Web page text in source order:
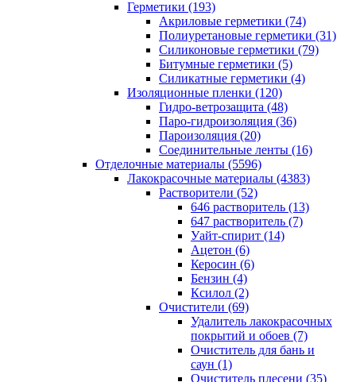
Герметики (193)
Акриловые герметики (74)
Полиуретановые герметики (31)
Силиконовые герметики (79)
Битумные герметики (5)
Силикатные герметики (4)
Изоляционные пленки (120)
Гидро-ветрозащита (48)
Паро-гидроизоляция (36)
Пароизоляция (20)
Соединительные ленты (16)
Отделочные материалы (5596)
Лакокрасочные материалы (4383)
Растворители (52)
646 растворитель (13)
647 растворитель (7)
Уайт-спирит (14)
Ацетон (6)
Керосин (6)
Бензин (4)
Ксилол (2)
Очистители (69)
Удалитель лакокрасочных
покрытий и обоев (7)
Очиститель для бань и
саун (1)
Очиститель плесени (35)